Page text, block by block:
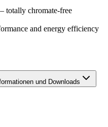
totally chromate-free
and energy efficiency
und Downloads